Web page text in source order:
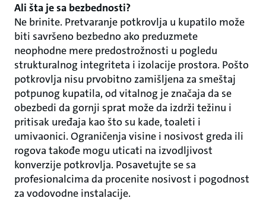
Ali šta je sa bezbednosti?
Ne brinite. Pretvaranje potkrovlja u kupatilo može
biti savršeno bezbedno ako preduzmete
neophodne mere predostrožnosti u pogledu
strukturalnog integriteta i izolacije prostora. Pošto
potkrovlja nisu prvobitno zamišljena za smeštaj
potpunog kupatila, od vitalnog je značaja da se
obezbedi da gornji sprat može da izdrži težinu i
pritisak uređaja kao što su kade, toaleti i
umivaonici. Ograničenja visine i nosivost greda ili
rogova takođe mogu uticati na izvodljivost
konverzije potkrovlja. Posavetujte se sa
profesionalcima da procenite nosivost i pogodnost
za vodovodne instalacije.